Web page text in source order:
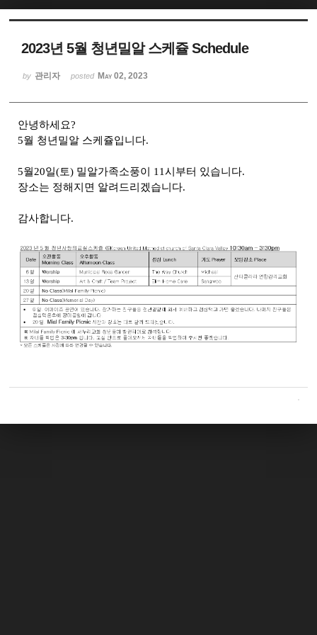
2023년 5월 청년밀알 스케쥴 Schedule
by 관리자 posted May 02, 2023
안녕하세요?
5월 청년밀알 스케쥴입니다.
5월20일(토) 밀알가족소풍이 11시부터 있습니다.
장소는 정해지면 알려드리겠습니다.
감사합니다.
Sketchbook5, 스케치북5
Sketchbook5, 스케치북5